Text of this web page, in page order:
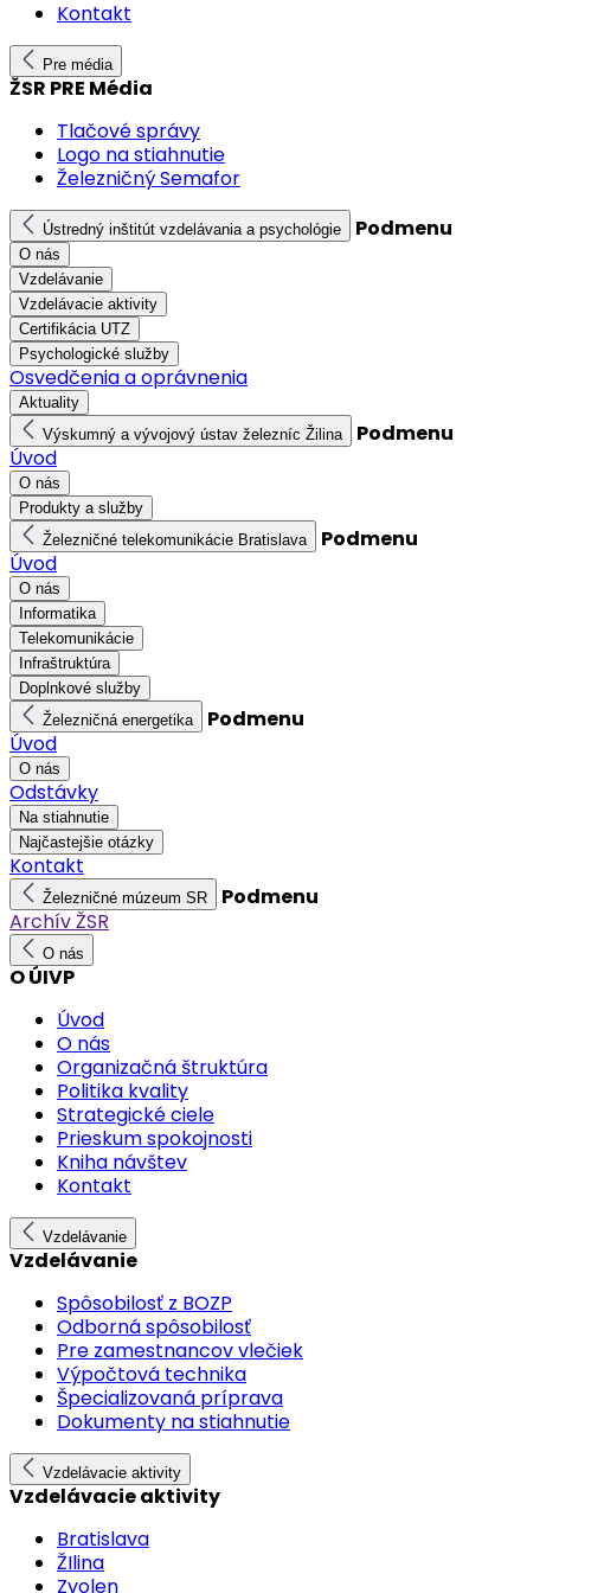
Kontakt
Pre média
ŽSR PRE Média
Tlačové správy
Logo na stiahnutie
Železničný Semafor
Ústredný inštitút vzdelávania a psychológie Podmenu
O nás
Vzdelávanie
Vzdelávacie aktivity
Certifikácia UTZ
Psychologické služby
Osvedčenia a oprávnenia
Aktuality
Výskumný a vývojový ústav železníc Žilina
Podmenu
Úvod
O nás
Produkty a služby
Železničné telekomunikácie Bratislava
Podmenu
Úvod
O nás
Informatika
Telekomunikácie
Infraštruktúra
Doplnkové služby
Železničná energetika
Podmenu
Úvod
O nás
Odstávky
Na stiahnutie
Najčastejšie otázky
Kontakt
Železničné múzeum SR
Podmenu
Archív ŽSR
O nás
O ÚIVP
Úvod
O nás
Organizačná štruktúra
Politika kvality
Strategické ciele
Prieskum spokojnosti
Kniha návštev
Kontakt
Vzdelávanie
Vzdelávanie
Spôsobilosť z BOZP
Odborná spôsobilosť
Pre zamestnancov vlečiek
Výpočtová technika
Špecializovaná príprava
Dokumenty na stiahnutie
Vzdelávacie aktivity
Vzdelávacie aktivity
Bratislava
ŽIlina
Zvolen